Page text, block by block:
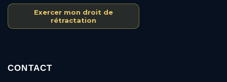
Exercer mon droit de
rétractation
CONTACT